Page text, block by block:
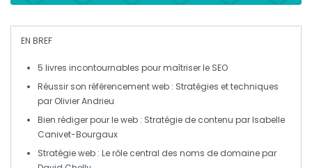
EN BREF
5 livres incontournables pour maîtriser le SEO
Réussir son référencement web : Stratégies et techniques
par Olivier Andrieu
Bien rédiger pour le web : Stratégie de contenu par Isabelle
Canivet-Bourgaux
Stratégie web : Le rôle central des noms de domaine par